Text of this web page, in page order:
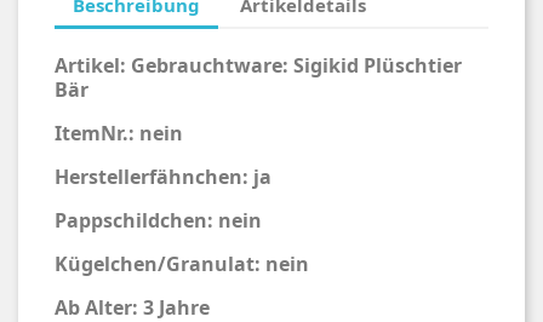
Artikel: Gebrauchtware: Sigikid Plüschtier
Bär
ItemNr.: nein
Herstellerfähnchen: ja
Pappschildchen: nein
Kügelchen/Granulat: nein
Ab Alter: 3 Jahre